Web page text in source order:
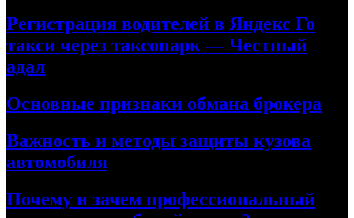
Регистрация водителей в Яндекс Го
такси через таксопарк — Честный
адал
Основные признаки обмана брокера
Важность и методы защиты кузова
автомобиля
Почему и зачем профессиональный